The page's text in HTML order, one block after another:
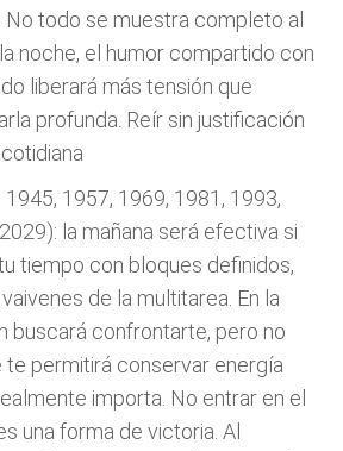
No todo se muestra completo al
noche, el humor compartido con
liberará más tensión que
profunda. Reír sin justificación
1945, 1957, 1969, 1981, 1993,
la mañana será efectiva si
tiempo con bloques definidos,
de la multitarea. En la
buscará confrontarte, pero no
te permitirá conservar energía
importa. No entrar en el
una forma de victoria. Al